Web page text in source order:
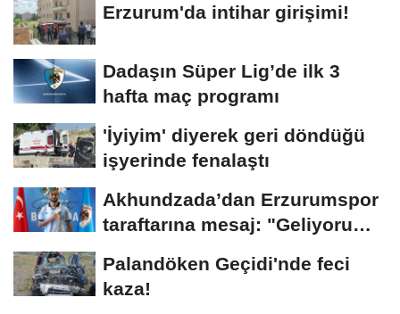
Erzurum'da intihar girişimi!
Dadaşın Süper Lig’de ilk 3
hafta maç programı
'İyiyim' diyerek geri döndüğü
işyerinde fenalaştı
Akhundzada’dan Erzurumspor
taraftarına mesaj: "Geliyorum
Palandöken Geçidi'nde feci
kaza!